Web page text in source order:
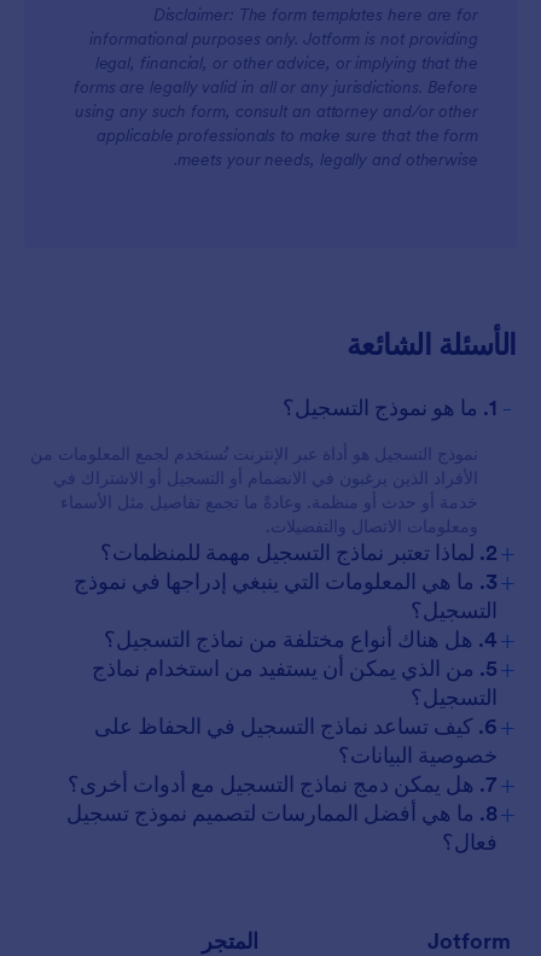
Disclaimer: The form templates here are for
informational purposes only. Jotform is not providing
legal, financial, or other advice, or implying that the
forms are legally valid in all or any jurisdictions. Before
using any such form, consult an attorney and/or other
applicable professionals to make sure that the form
meets your needs, legally and otherwise.
الأسئلة الشائعة
- 1. ما هو نموذج التسجيل؟
نموذج التسجيل هو أداة عبر الإنترنت تُستخدم لجمع المعلومات من
الأفراد الذين يرغبون في الانضمام أو التسجيل أو الاشتراك في
خدمة أو حدث أو منظمة. وعادةً ما تجمع تفاصيل مثل الأسماء
ومعلومات الاتصال والتفضيلات.
+2. لماذا تعتبر نماذج التسجيل مهمة للمنظمات؟
+
3. ما هي المعلومات التي ينبغي إدراجها في نموذج
التسجيل؟
+4. هل هناك أنواع مختلفة من نماذج التسجيل؟
+
5. من الذي يمكن أن يستفيد من استخدام نماذج
التسجيل؟
+
6. كيف تساعد نماذج التسجيل في الحفاظ على
خصوصية البيانات؟
+7. هل يمكن دمج نماذج التسجيل مع أدوات أخرى؟
+
8. ما هي أفضل الممارسات لتصميم نموذج تسجيل
فعال؟
Jotform المتجر